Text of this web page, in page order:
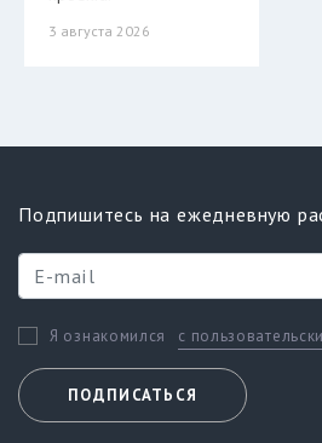
3 августа 2026
Подпишитесь на ежедневную
Я ознакомился с
ПОДПИСАТЬСЯ